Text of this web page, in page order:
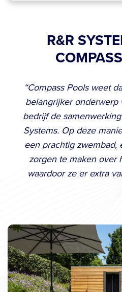
R&R
“Compass Pools weet
belangrijker onderwerp
bedrijf de
Systems. Op deze
een prachtig
zorgen te maken over
waardoor ze er extra